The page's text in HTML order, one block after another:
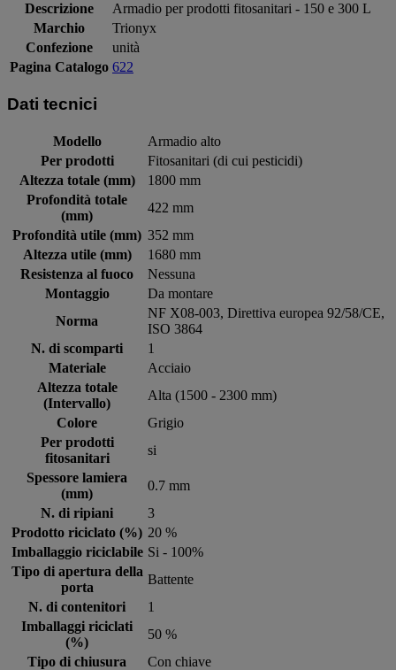
Descrizione
Armadio per prodotti fitosanitari - 150 e 300 L
Marchio
Trionyx
Confezione
unità
Pagina Catalogo 622
Dati tecnici
Modello
Armadio alto
Per prodotti
Fitosanitari (di cui pesticidi)
Altezza totale (mm)
1800 mm
Profondità totale
(mm)
422 mm
Profondità utile (mm) 352 mm
Altezza utile (mm)
1680 mm
Resistenza al fuoco
Nessuna
Montaggio
Da montare
Norma
NF X08-003, Direttiva europea 92/58/CE,
ISO 3864
N. di scomparti
1
Materiale
Acciaio
Altezza totale
(Intervallo)
Alta (1500 - 2300 mm)
Colore
Grigio
Per prodotti
fitosanitari
si
Spessore lamiera
(mm)
0.7 mm
N. di ripiani
3
Prodotto riciclato (%) 20 %
Imballaggio riciclabile Si - 100%
Tipo di apertura della
porta
Battente
N. di contenitori
1
Imballaggi riciclati
(%)
50 %
Tipo di chiusura
Con chiave